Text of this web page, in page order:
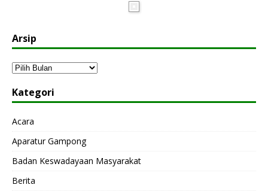
Arsip
Kategori
Acara
Aparatur Gampong
Badan Keswadayaan Masyarakat
Berita